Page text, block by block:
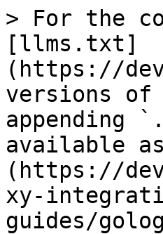
> For the
[llms.txt]
(https://
versions of
appending
available as
(https://
xy-
guides/